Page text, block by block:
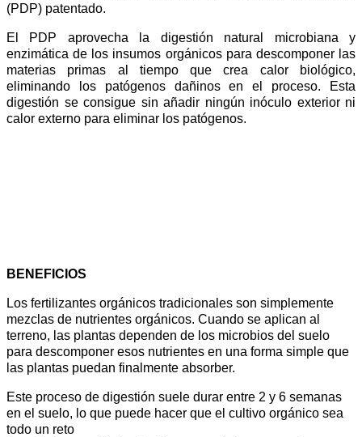
(PDP) patentado.
El PDP aprovecha la digestión natural microbiana y
enzimática de los insumos orgánicos para descomponer las
materias primas al tiempo que crea calor biológico,
eliminando los patógenos dañinos en el proceso. Esta
digestión se consigue sin añadir ningún inóculo exterior ni
calor externo para eliminar los patógenos.
BENEFICIOS
Los fertilizantes orgánicos tradicionales son simplemente
mezclas de nutrientes orgánicos. Cuando se aplican al
terreno, las plantas dependen de los microbios del suelo
para descomponer esos nutrientes en una forma simple que
las plantas puedan finalmente absorber.
Este proceso de digestión suele durar entre 2 y 6 semanas
en el suelo, lo que puede hacer que el cultivo orgánico sea
todo un reto